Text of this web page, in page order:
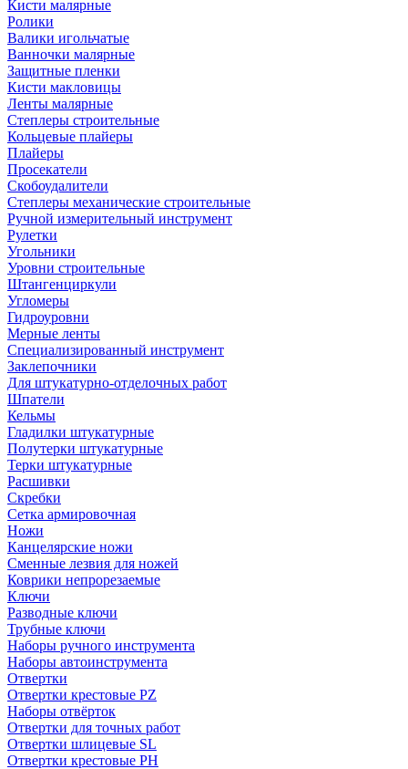
Кисти малярные
Ролики
Валики игольчатые
Ванночки малярные
Защитные пленки
Кисти макловицы
Ленты малярные
Степлеры строительные
Кольцевые плайеры
Плайеры
Просекатели
Скобоудалители
Степлеры механические строительные
Ручной измерительный инструмент
Рулетки
Угольники
Уровни строительные
Штангенциркули
Угломеры
Гидроуровни
Мерные ленты
Специализированный инструмент
Заклепочники
Для штукатурно-отделочных работ
Шпатели
Кельмы
Гладилки штукатурные
Полутерки штукатурные
Терки штукатурные
Расшивки
Скребки
Сетка армировочная
Ножи
Канцелярские ножи
Сменные лезвия для ножей
Коврики непрорезаемые
Ключи
Разводные ключи
Трубные ключи
Наборы ручного инструмента
Наборы автоинструмента
Отвертки
Отвертки крестовые PZ
Наборы отвёрток
Отвертки для точных работ
Отвертки шлицевые SL
Отвертки крестовые PH